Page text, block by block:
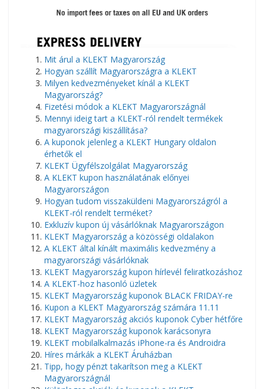
Mit árul a KLEKT Magyarország
Hogyan szállít Magyarországra a KLEKT
Milyen kedvezményeket kínál a KLEKT
Magyarország?
Fizetési módok a KLEKT Magyarországnál
Mennyi ideig tart a KLEKT-ról rendelt termékek
magyarországi kiszállítása?
A kuponok jelenleg a KLEKT Hungary oldalon
érhetők el
KLEKT Ügyfélszolgálat Magyarország
A KLEKT kupon használatának előnyei
Magyarországon
Hogyan tudom visszaküldeni Magyarországról a
KLEKT-ról rendelt terméket?
Exkluzív kupon új vásárlóknak Magyarországon
KLEKT Magyarország a közösségi oldalakon
A KLEKT által kínált maximális kedvezmény a
magyarországi vásárlóknak
KLEKT Magyarország kupon hírlevél feliratkozáshoz
A KLEKT-hoz hasonló üzletek
KLEKT Magyarország kuponok BLACK FRIDAY-re
Kupon a KLEKT Magyarország számára 11.11
KLEKT Magyarország akciós kuponok Cyber ​​​​hétfőre
KLEKT Magyarország kuponok karácsonyra
KLEKT mobilalkalmazás iPhone-ra és Androidra
Híres márkák a KLEKT Áruházban
Tipp, hogy pénzt takarítson meg a KLEKT
Magyarországnál